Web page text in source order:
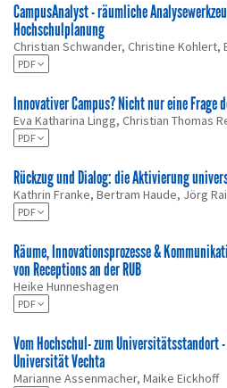
CampusAnalyst - räumliche
Hochschulplanung
Christian Schwander, Christine Kohlert,
PDF
Innovativer Campus? Nicht nur eine Frage
Eva Katharina Lingg, Christian Thomas
PDF
Rückzug und Dialog: die Aktivierung
Kathrin Franke, Bertram Haude, Jörg
PDF
Räume, Innovationsprozesse &
von Receptions an der RUB
Heike Hunneshagen
PDF
Vom Hochschul- zum Universitätsstandort
Universität Vechta
Marianne Assenmacher, Maike Eickhoff